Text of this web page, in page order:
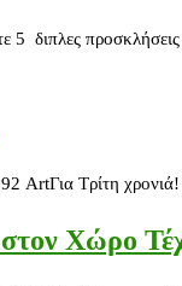
διπλες
ArtΓια Τρίτη
Χώρο